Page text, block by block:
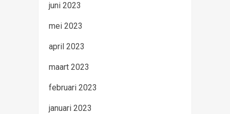
juni 2023
mei 2023
april 2023
maart 2023
februari 2023
januari 2023